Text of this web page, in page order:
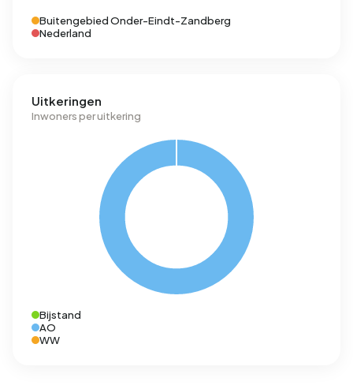
Buitengebied Onder-Eindt-Zandberg
Nederland
Uitkeringen
Inwoners per uitkering
Bijstand
AO
WW